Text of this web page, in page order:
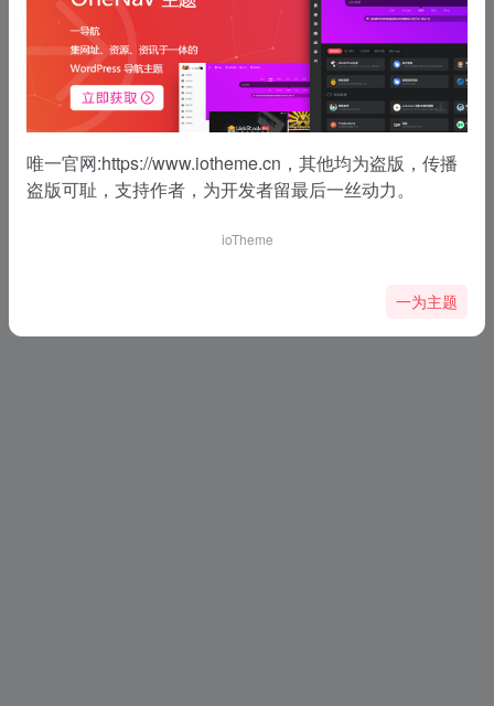
唯一官网:https://www.iotheme.cn ，其他均为盗版，传播
盗版可耻，支持作者，为开发者留最后一丝动力。
ioTheme
一为主题